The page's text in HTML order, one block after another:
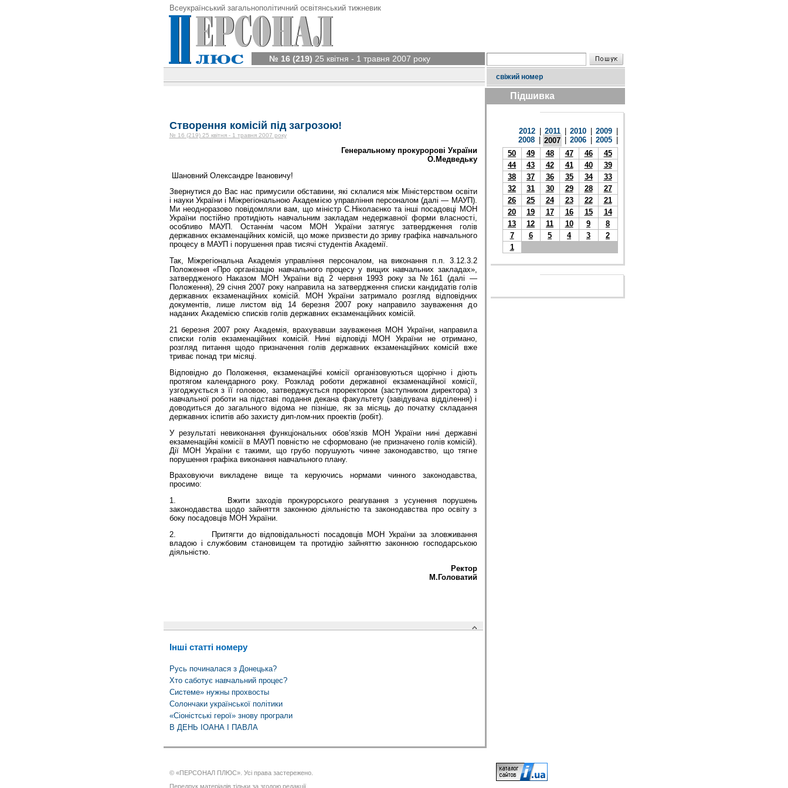
Всеукраїнський загальнополітичний освітянський тижневик
№ 16 (219) 25 квітня - 1 травня 2007 року
свіжий номер
Створення комісій під загрозою!
№ 16 (219) 25 квітня - 1 травня 2007 року
Генеральному прокуророві України
О.Медведьку
Шановний Олександре Івановичу!
Звернутися до Вас нас примусили обставини, які склалися між Міністерством освіти
і науки України і Міжрегіональною Академією управління персоналом (далі — МАУП).
Ми неодноразово повідомляли вам, що міністр С.Ніколаєнко та інші посадовці МОН
України постійно протидіють навчальним закладам недержавної форми власності,
особливо МАУП. Останнім часом МОН України затягує затвердження голів
державних екзаменаційних комісій, що може призвести до зриву графіка навчального
процесу в МАУП і порушення прав тисячі студентів Академії.
Так, Міжрегіональна Академія управління персоналом, на виконання п.п. 3.12.3.2
Положення «Про організацію навчального процесу у вищих навчальних закладах»,
затвердженого Наказом МОН України від 2 червня 1993 року за №161 (далі —
Положення), 29 січня 2007 року направила на затвердження списки кандидатів голів
державних екзаменаційних комісій. МОН України затримало розгляд відповідних
документів, лише листом від 14 березня 2007 року направило зауваження до
наданих Академією списків голів державних екзаменаційних комісій.
21 березня 2007 року Академія, врахувавши зауваження МОН України, направила
списки голів екзаменаційних комісій. Нині відповіді МОН України не отримано,
розгляд питання щодо призначення голів державних екзаменаційних комісій вже
триває понад три місяці.
Відповідно до Положення, екзаменаційні комісії організовуються щорічно і діють
протягом календарного року. Розклад роботи державної екзаменаційної комісії,
узгоджується з її головою, затверджується проректором (заступником директора) з
навчальної роботи на підставі подання декана факультету (завідувача відділення) і
доводиться до загального відома не пізніше, як за місяць до початку складання
державних іспитів або захисту дип-лом-них проектів (робіт).
У результаті невиконання функціональних обов’язків МОН України нині державні
екзаменаційні комісії в МАУП повністю не сформовано (не призначено голів комісій).
Дії МОН України є такими, що грубо порушують чинне законодавство, що тягне
порушення графіка виконання навчального плану.
Враховуючи викладене вище та керуючись нормами чинного законодавства,
просимо:
1. Вжити заходів прокурорського реагування з усунення порушень
законодавства щодо зайняття законною діяльністю та законодавства про освіту з
боку посадовців МОН України.
2. Притягти до відповідальності посадовців МОН України за зловживання
владою і службовим становищем та протидію зайняттю законною господарською
діяльністю.
Ректор
М.Головатий
Інші статті номеру
Русь починалася з Донецька?
Хто саботує навчальний процес?
Системе» нужны прохвосты
Солончаки української політики
«Сіоністські герої» знову програли
В ДЕНЬ ІОАНА І ПАВЛА
Підшивка
2012 2011 2010 2009
2008
2007 2006 2005
50
49 48 47 46
45
44
43 42 41 40
39
38
37 36 35 34
33
32
31 30 29 28
27
26
25 24 23 22
21
20
19 17 16 15
14
13
12 11 10 9
8
7
6 5 4 3
2
1
© «ПЕРСОНАЛ ПЛЮС». Усі права застережено.
Передрук матеріалів тільки за згодою редакції.